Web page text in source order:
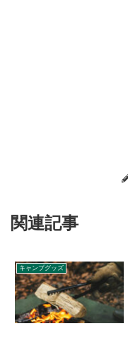
関連記事
キャンプグッズ